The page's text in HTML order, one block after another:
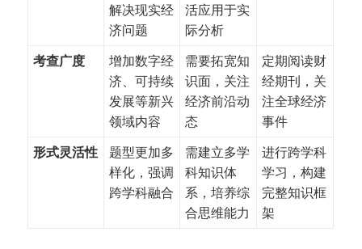
解决现实经
济问题
活应用于实
际分析
考查广度
增加数字经
济、可持续
发展等新兴
领域内容
需要拓宽知
识面，关注
经济前沿动
态
定期阅读财
经期刊，关
注全球经济
事件
形式灵活性
题型更加多
样化，强调
跨学科融合
需建立多学
科知识体
系，培养综
合思维能力
进行跨学科
学习，构建
完整知识框
架